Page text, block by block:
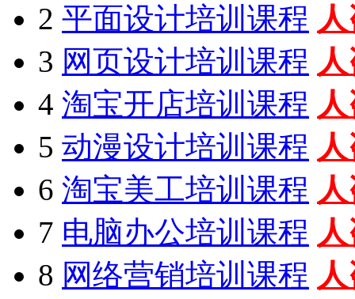
2 平面设计培训课程
3 网页设计培训课程
4 淘宝开店培训课程
5 动漫设计培训课程
6 淘宝美工培训课程
7 电脑办公培训课程
8 网络营销培训课程